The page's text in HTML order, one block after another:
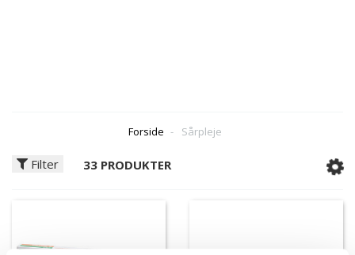
Forside - Sårpleje
Filter 33 PRODUKTER